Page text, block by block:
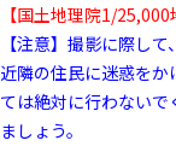
【国土地理院1/25,000
【注意】撮影に際し
近隣の住民に迷惑を
ては絶対に行わない
ましょう。